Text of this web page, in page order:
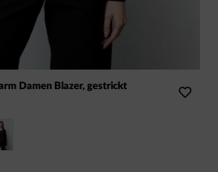
Damen Blazer, gestrickt